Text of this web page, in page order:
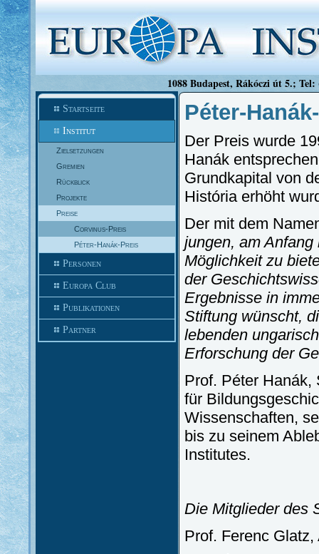
1088 Budapest, Rákóczi út 5.;
Startseite
Institut
Zielsetzungen
Gremien
Rückblick
Projekte
Preise
Corvinus-Preis
Péter-Hanák-Preis
Personen
Europa Club
Publikationen
Partner
Péter-
Der Preis wurde
Hanák
Grundkapital von
História erhöht
Der mit dem
jungen, am
Möglichkeit zu
der
Ergebnisse in
Stiftung wünscht,
lebenden
Erforschung der
Prof. Péter Hanák,
für
Wissenschaften,
bis zu seinem
Institutes.
Die Mitglieder des
Prof. Ferenc